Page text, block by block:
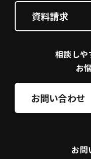
資料請求
相談しや
お
お問い合わせ
お問